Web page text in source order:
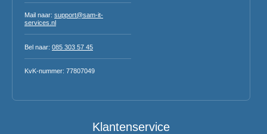
Mail naar: support@sam-it-
services.nl
Bel naar: 085 303 57 45
KvK-nummer: 77807049
Klantenservice